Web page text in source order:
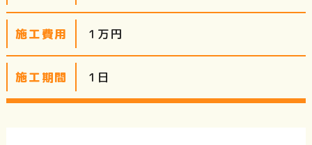
施工費用 1万円
施工期間 1日